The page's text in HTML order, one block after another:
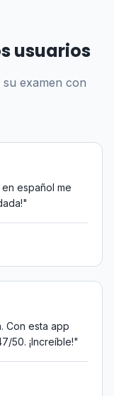
usuarios
examen con
en español me
"
Con esta app
50. ¡Increíble!"